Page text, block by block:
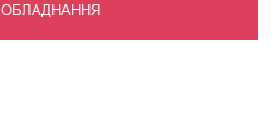
ОБЛАДНАННЯ